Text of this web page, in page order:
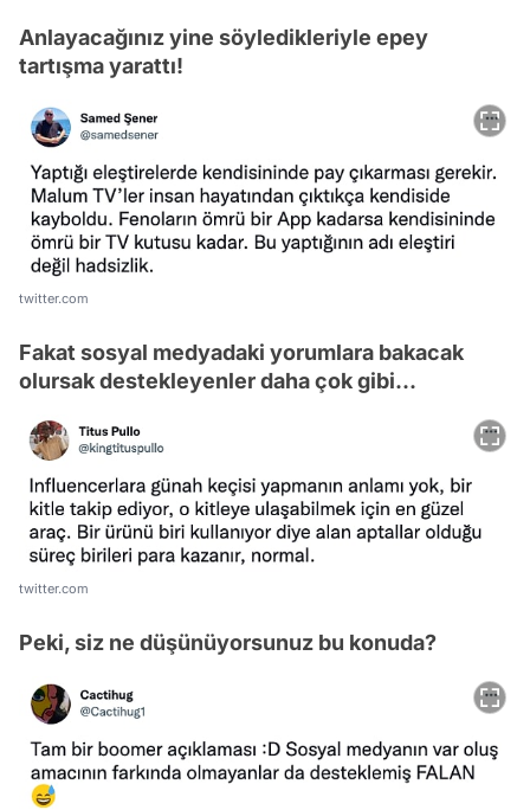
Anlayacağınız yine söyledikleriyle epey
tartışma yarattı!
twitter.com
Fakat sosyal medyadaki yorumlara bakacak
olursak destekleyenler daha çok gibi...
twitter.com
Peki, siz ne düşünüyorsunuz bu konuda?